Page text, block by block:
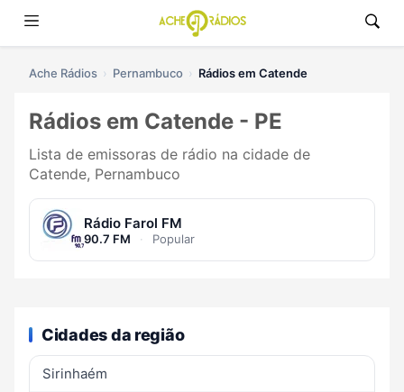
Ache Rádios Pernambuco Rádios em Catende
Rádios em Catende - PE
Lista de emissoras de rádio na cidade de
Catende, Pernambuco
Rádio Farol FM
90.7 FM · Popular
Cidades da região
Sirinhaém